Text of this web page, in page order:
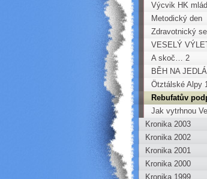
mládeží do
Dolomit
Výcvik HK
Perštejně a na
Metodický den
Zdravotnický
instruktorů
VESELÝ
A skoč… 2
BĚH NA
m n.m.
Ötztálské Alpy
Rebufatův
Jak vytrhnou
stoličku !!
Kronika 2003
Kronika 2002
Kronika 2001
Kronika 2000
Kronika 1999